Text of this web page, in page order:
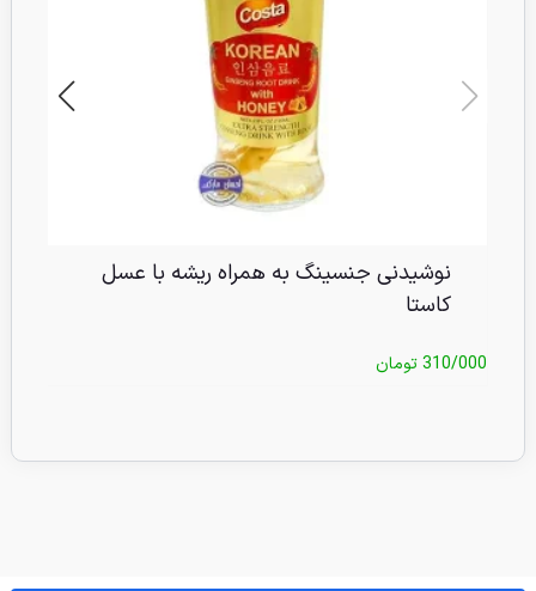
نوشیدنی جنسینگ به همراه ریشه با عسل
کاستا
310/000تومان